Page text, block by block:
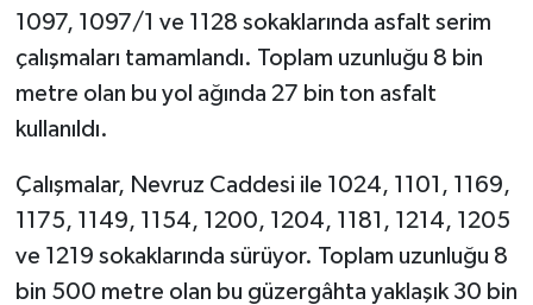
1097, 1097/1 ve 1128 sokaklarında asfalt serim
çalışmaları tamamlandı. Toplam uzunluğu 8 bin
metre olan bu yol ağında 27 bin ton asfalt
kullanıldı.
Çalışmalar, Nevruz Caddesi ile 1024, 1101, 1169,
1175, 1149, 1154, 1200, 1204, 1181, 1214, 1205
ve 1219 sokaklarında sürüyor. Toplam uzunluğu 8
bin 500 metre olan bu güzergâhta yaklaşık 30 bin
POLİTİKA
Sağlık
SPOR HABERLERİ